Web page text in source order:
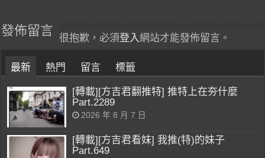
發佈留言
很抱歉，必須登入網站才能發佈留言。
最新 熱門 留言 標籤
[轉載][方吉君翻推特] 推特上在夯什麼
Part.2289
2026 年 8 月 7 日
[轉載][方吉君看妹] 我推(特)的妹子
Part.649